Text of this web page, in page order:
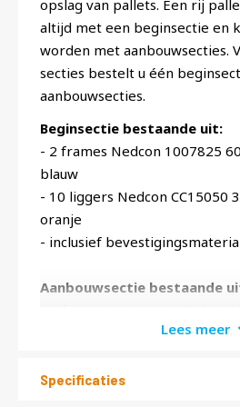
opslag van pallets. Een rij
altijd met een beginsectie en
worden met aanbouwsecties.
secties bestelt u één
aanbouwsecties.
Beginsectie bestaande uit:
- 2 frames Nedcon 1007825
blauw
- 10 liggers Nedcon CC15050
oranje
- inclusief
Aanbouwsectie bestaande
oranje
Lees meer
Specificaties